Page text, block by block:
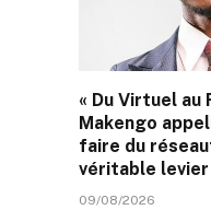
« Du Virtuel au
Makengo
faire du
véritable
09/08/2026